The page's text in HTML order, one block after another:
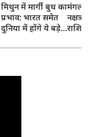
मिथुन में मार्गी बुध का
प्रभाव: भारत समेत
दुनिया में होंगे ये बड़े
मंगल
नक्षत्र
किसे